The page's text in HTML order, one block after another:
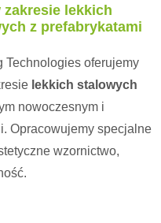
zakresie lekkich
z prefabrykatami
Technologies oferujemy
lekkich stalowych
nowoczesnym i
Opracowujemy specjalne
wzornictwo,